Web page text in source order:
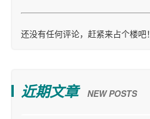
还没有任何评论，赶紧来占个楼吧！
近期文章 NEW POSTS